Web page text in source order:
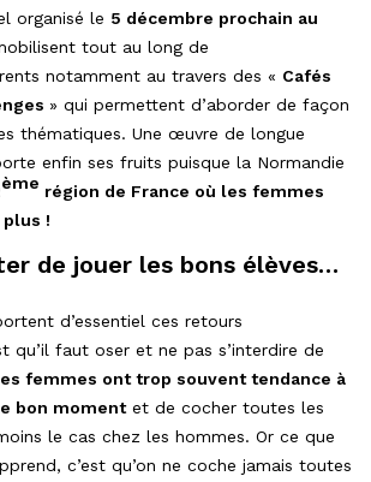
organisé le 5 décembre prochain au
tout au long de
notamment au travers des « Cafés
» qui permettent d’aborder de façon
thématiques. Une œuvre de longue
enfin ses fruits puisque la Normandie
ème région de France où les femmes
!
de jouer les bons élèves…
d’essentiel ces retours
qu’il faut oser et ne pas s’interdire de
femmes ont trop souvent tendance à
bon momentet de cocher toutes les
le cas chez les hommes. Or ce que
c’est qu’on ne coche jamais toutes